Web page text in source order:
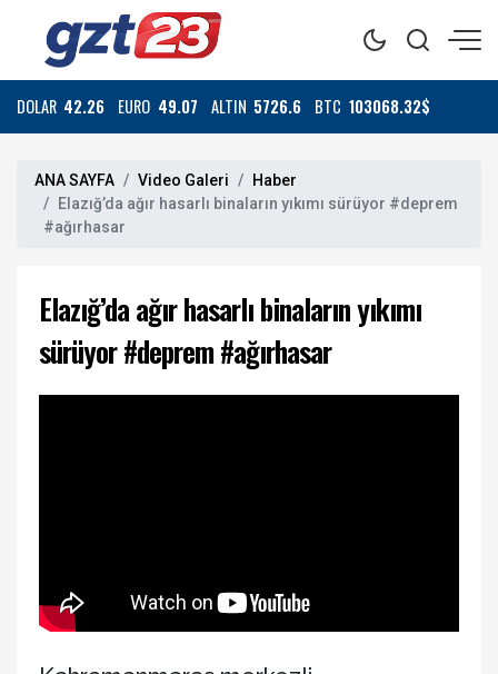
DOLAR 42.26 EURO 49.07 ALTIN 5726.6 BTC 103068.32$
ANA SAYFA Video Galeri
Haber
Elazığ’da ağır hasarlı binaların yıkımı sürüyor #deprem
#ağırhasar
Elazığ’da ağır hasarlı binaların yıkımı
sürüyor #deprem #ağırhasar